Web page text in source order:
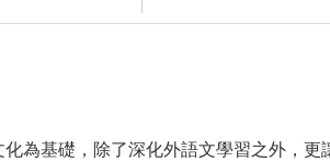
為基礎，除了深化外語文學習之外，